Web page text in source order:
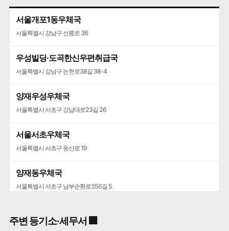
서울개포1동우체국
서울특별시 강남구 선릉로 36
우성빌딩·도곡한신우편취급국
서울특별시 강남구 논현로38길 38-4
양재우성우체국
서울특별시 서초구 강남대로23길 26
서울서초우체국
서울특별시 서초구 동산로 19
양재동우체국
서울특별시 서초구 남부순환로356길 5
서울특별시 서초구 강남대로 193
주변 등기소·세무서 🏢